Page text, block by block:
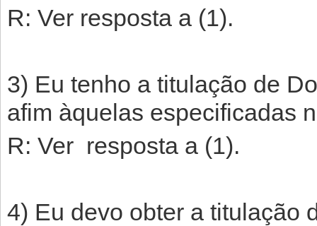
R: Ver resposta a (1).
3) Eu tenho a titulação de
afim àquelas especificadas
R: Ver resposta a (1).
4) Eu devo obter a titulação